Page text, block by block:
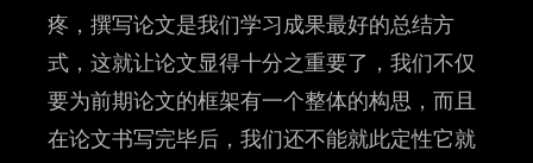
疼，撰写论文是我们学习成果最好的总结方
式，这就让论文显得十分之重要了，我们不仅
要为前期论文的框架有一个整体的构思，而且
在论文书写完毕后，我们还不能就此定性它就